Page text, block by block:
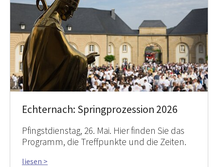
Echternach: Springprozession 2026
Pfingstdienstag, 26. Mai. Hier finden Sie das
Programm, die Treffpunkte und die Zeiten.
liesen >